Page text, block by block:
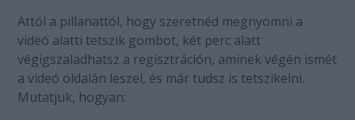
Attól a pillanattól, hogy szeretnéd megnyomni a
videó alatti tetszik gombot, két perc alatt
végigszaladhatsz a regisztráción, aminek végén ismét
a videó oldalán leszel, és már tudsz is tetszikelni.
Mutatjuk, hogyan: